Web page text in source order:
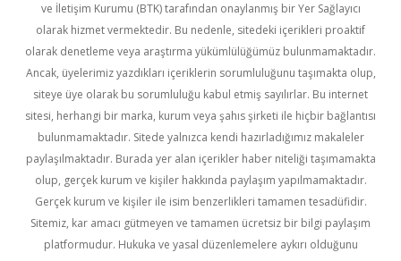
ve İletişim Kurumu (BTK) tarafından onaylanmış bir Yer Sağlayıcı
olarak hizmet vermektedir. Bu nedenle, sitedeki içerikleri proaktif
olarak denetleme veya araştırma yükümlülüğümüz bulunmamaktadır.
Ancak, üyelerimiz yazdıkları içeriklerin sorumluluğunu taşımakta olup,
siteye üye olarak bu sorumluluğu kabul etmiş sayılırlar. Bu internet
sitesi, herhangi bir marka, kurum veya şahıs şirketi ile hiçbir bağlantısı
bulunmamaktadır. Sitede yalnızca kendi hazırladığımız makaleler
paylaşılmaktadır. Burada yer alan içerikler haber niteliği taşımamakta
olup, gerçek kurum ve kişiler hakkında paylaşım yapılmamaktadır.
Gerçek kurum ve kişiler ile isim benzerlikleri tamamen tesadüfidir.
Sitemiz, kar amacı gütmeyen ve tamamen ücretsiz bir bilgi paylaşım
platformudur. Hukuka ve yasal düzenlemelere aykırı olduğunu